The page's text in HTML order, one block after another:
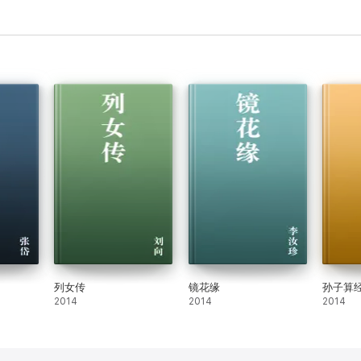
列女传
2014
镜花缘
2014
孙子算
2014